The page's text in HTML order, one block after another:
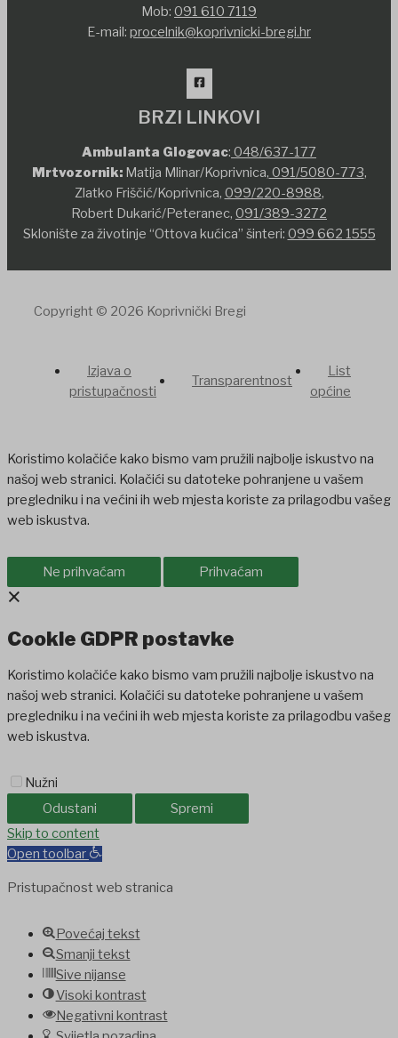
Mob: 091 610 7119
E-mail: procelnik@koprivnicki-bregi.hr
BRZI LINKOVI
Ambulanta Glogovac: 048/637-177
Mrtvozornik:Matija Mlinar/Koprivnica, 091/5080-773,
Zlatko Friščić/Koprivnica, 099/220-8988,
Robert Dukarić/Peteranec, 091/389-3272
Sklonište za životinje “Ottova kućica” šinteri: 099 662 1555
Copyright © 2026 Koprivnički Bregi
Izjava o
pristupačnosti
Transparentnost
List
općine
Koristimo kolačiće kako bismo vam pružili najbolje iskustvo na
našoj web stranici. Kolačići su datoteke pohranjene u vašem
pregledniku i na većini ih web mjesta koriste za prilagodbu vašeg
web iskustva.
Ne prihvaćam Prihvaćam
×
Cookie GDPR postavke
Koristimo kolačiće kako bismo vam pružili najbolje iskustvo na
našoj web stranici. Kolačići su datoteke pohranjene u vašem
pregledniku i na većini ih web mjesta koriste za prilagodbu vašeg
web iskustva.
Nužni
Odustani
Spremi
jojobetCasinolevant
Skip to content
Open toolbar
Pristupačnost web stranica
Povećaj tekst
Smanji tekst
Sive nijanse
Visoki kontrast
Negativni kontrast